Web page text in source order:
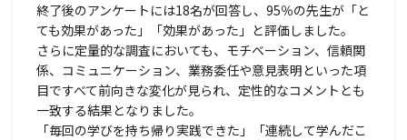
終了後のアンケートには18名が回答し、95％の先生が「と
ても効果があった」「効果があった」と評価しました。
さらに定量的な調査においても、モチベーション、信頼関
係、コミュニケーション、業務委任や意見表明といった項
目ですべて前向きな変化が見られ、定性的なコメントとも
一致する結果となりました。
「毎回の学びを持ち帰り実践できた」「連続して学んだこ